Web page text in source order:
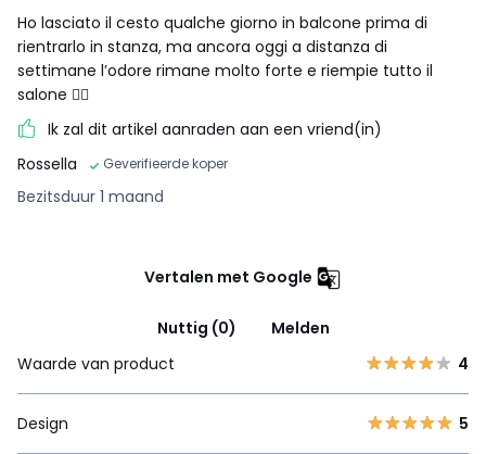
Ho lasciato il cesto qualche giorno in balcone prima di
rientrarlo in stanza, ma ancora oggi a distanza di
settimane l’odore rimane molto forte e riempie tutto il
salone 😵‍💫
Ik zal dit artikel aanraden aan een vriend(in)
Rossella
Geverifieerde koper
Bezitsduur 1 maand
Vertalen met Google
Nuttig (0)
Melden
Waarde van product
4
Design 5